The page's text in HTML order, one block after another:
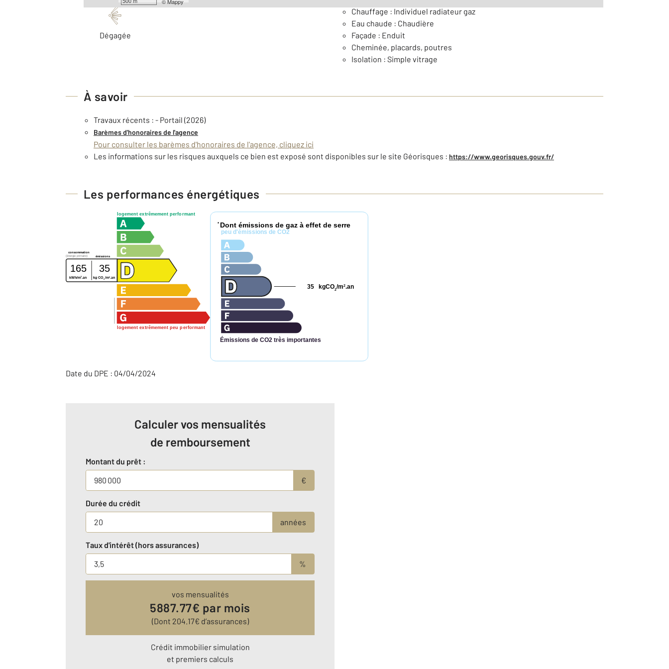
©Mappy
Dégagée
Chauffage : Individuel radiateur gaz
Eau chaude : Chaudière
Façade : Enduit
Cheminée, placards, poutres
Isolation : Simple vitrage
À savoir
Travaux récents : - Portail (2026)
Barèmes d'honoraires de l'agence
Pour consulter les barèmes d'honoraires de l'agence, cliquez ici
Les informations sur les risques auxquels ce bien est exposé sont disponibles sur le site Géorisques : https://www.georisques.gouv.fr/
Les performances énergétiques
logement extrêmement performant
logement extrêmement peu performant
consommation
émissions
(énergie primaire)
165 35
kWh/m2 .an kg CO2 /m2 .an
* Dont émissions de gaz à effet de serre
peu d'émissions de CO2
Émissions de CO2 très importantes
kgCO2/m2.an
35
Date du DPE : 04/04/2024
Calculer vos mensualités
de remboursement
Montant du prêt :
€
Durée du crédit
années
Taux d'intérêt (hors assurances)
%
vos mensualités
5887.77€ par mois
(Dont 204.17€ d’assurances)
Crédit immobilier simulation
et premiers calculs